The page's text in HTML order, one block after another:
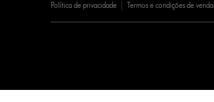
Política de privacidade Termos e condições de venda